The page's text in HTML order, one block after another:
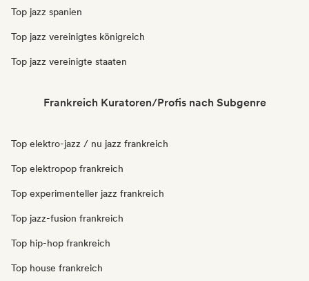
Top jazz spanien
Top jazz vereinigtes königreich
Top jazz vereinigte staaten
Frankreich Kuratoren/Profis nach Subgenre
Top elektro-jazz / nu jazz frankreich
Top elektropop frankreich
Top experimenteller jazz frankreich
Top jazz-fusion frankreich
Top hip-hop frankreich
Top house frankreich